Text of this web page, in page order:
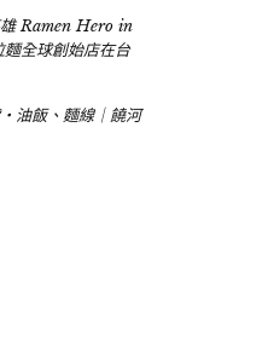
雄 Ramen Hero in
全球創始店在台
‧油飯、麵線｜饒河